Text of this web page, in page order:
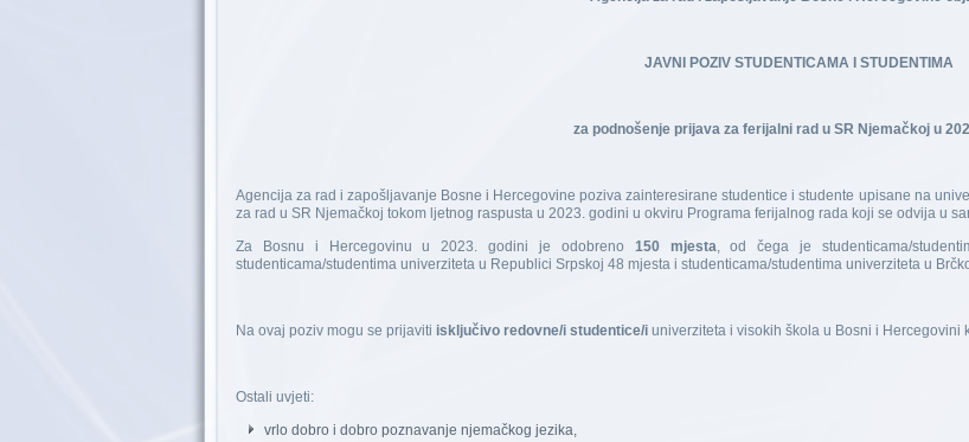
JAVNI POZIV STUDENTICAMA I STUDENTIMA
za podnošenje prijava za ferijalni rad u SR Njemačkoj u
Agencija za rad i zapošljavanje Bosne i Hercegovine poziva zainteresirane studentice i studente upisane na
za rad u SR Njemačkoj tokom ljetnog raspusta u 2023. godini u okviru Programa ferijalnog rada koji se odvija u
Za Bosnu i Hercegovinu u 2023. godini je odobreno 150 mjesta, od čega je studenticama/
studenticama/studentima univerziteta u Republici Srpskoj 48 mjesta i studenticama/studentima univerziteta u
Na ovaj poziv mogu se prijaviti isključivo redovne/i studentice/i univerziteta i visokih škola u Bosni i Hercegovini
Ostali uvjeti:
vrlo dobro i dobro poznavanje njemačkog jezika,